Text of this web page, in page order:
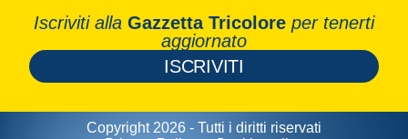
Iscriviti alla Gazzetta Tricolore per tenerti
aggiornato
ISCRIVITI
Copyright 2026 - Tutti i diritti riservati